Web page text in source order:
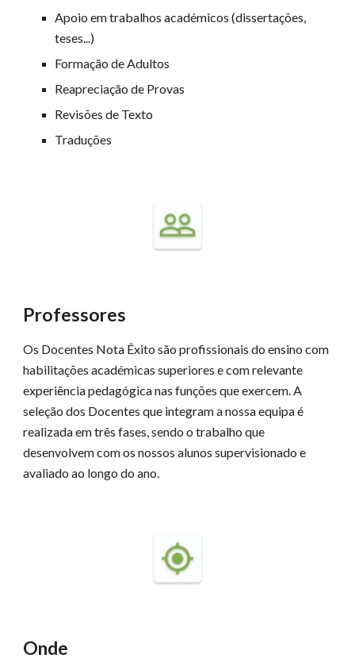
Apoio em trabalhos académicos (dissertações,
teses...)
Formação de Adultos
Reapreciação de Provas
Revisões de Texto
Traduções
Professores
Os Docentes Nota Êxito são profissionais do ensino com
habilitações académicas superiores e com relevante
experiência pedagógica nas funções que exercem. A
seleção dos Docentes que integram a nossa equipa é
realizada em três fases, sendo o trabalho que
desenvolvem com os nossosalunos supervisionado e
avaliado ao longo do ano.
Onde